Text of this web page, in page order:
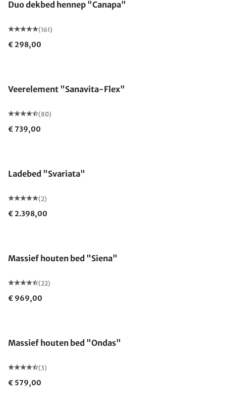
Duo dekbed hennep "Canapa"
(161)
€ 298,00
Veerelement "Sanavita-Flex"
(80)
€ 739,00
Ladebed "Svariata"
(2)
€ 2.398,00
Massief houten bed "Siena"
(22)
€ 969,00
Massief houten bed "Ondas"
(3)
€ 579,00